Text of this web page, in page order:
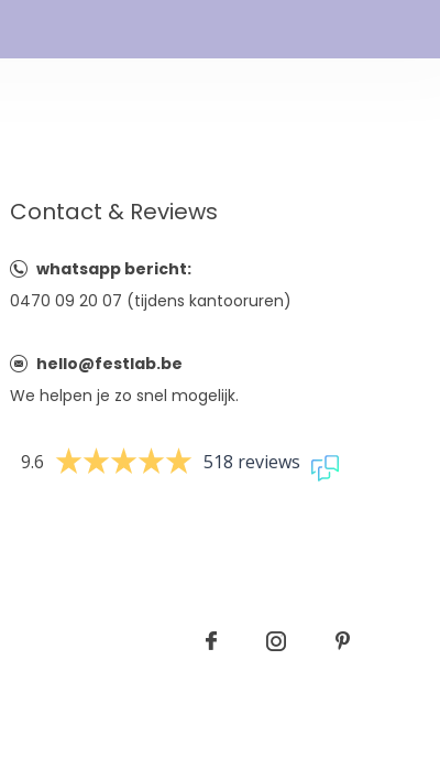
Contact & Reviews
whatsapp bericht:
0470 09 20 07 (tijdens kantooruren)
hello@festlab.be
We helpen je zo snel mogelijk.
9.6 518 reviews